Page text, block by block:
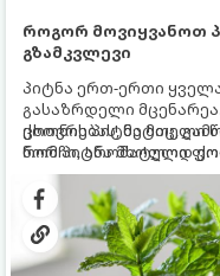
როგორ მოვიყვანოთ
გზამკვლევი
პიტნა ერთ-ერთი
გასაზრდელი
ცხოვრებას, მეტიც,
რომ პიტნა მხოლოდ
გრუნტში (ბაღში)
სწრაფად ვრცელდება
ქოთნის პიტნა მთელი
ნორჩი, არომატული
კერძებისთვის.